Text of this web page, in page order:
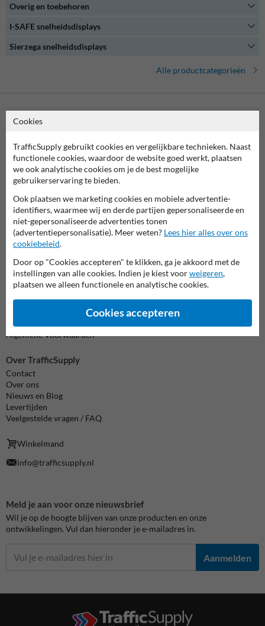
Onze snelheidsdisplays zijn gemakkelijk te bedienen en bieden een
een verkeerskundige bent of gewoon geïnteresseerd bent in het
snelheidsdisplay biedt de oplossing.
Overig en toebehoren
I-SAFE snelheidsdisplays
Sierzega snelheidsdisplays
Alle productcategorieën
Neem contact met ons op
7920070.
Vragen? Stuur een e-mail naarinfo@trafficsupply.nlof vul het
formulier in en we reageren zo spoedig mogelijk.
info@trafficsupply.nl
Alle contactgegevens
Informatie
Product(en) retourneren
Cookie / Privacy
Sitemap
Algemene Voorwaarden
Over TrafficSupply
Contact
Over ons
Nieuws en Blog
Levertijden
Veelgestelde vragen / FAQ
Winkelmand
info@trafficsupply.nl
Meld je aan voor onze nieuwsbrief
Wil je op de hoogte blijven van onze producten en onze
ontwikkelingen. Vul dan hieronder je e-mailadres in.
Aanmelden
Cookies
TrafficSupply gebruikt cookies en vergelijkbare technieken. Naast
functionele cookies, waardoor de website goed werkt, plaatsen
we ook analytische cookies om je de best mogelijke
gebruikerservaring te bieden.
Ook plaatsen we marketing cookies en mobiele advertentie-
identifiers, waarmee wij en derde partijen gepersonaliseerde en
niet-gepersonaliseerde advertenties tonen
(advertentiepersonalisatie). Meer weten? Lees hier alles over ons
cookiebeleid.
Door op "Cookies accepteren" te klikken, ga je akkoord met de
instellingen van alle cookies. Indien je kiest voorweigeren,
plaatsen we alleen functionele en analytische cookies.
Cookies accepteren